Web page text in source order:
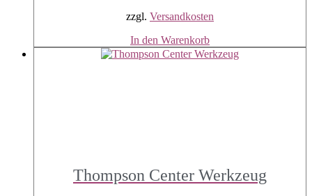
zzgl. Versandkosten
In den Warenkorb
Thompson Center Werkzeug